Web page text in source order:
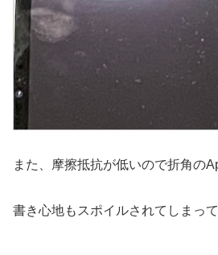
また、摩擦抵抗が低いので折角の
書き心地もスポイルされてしまって